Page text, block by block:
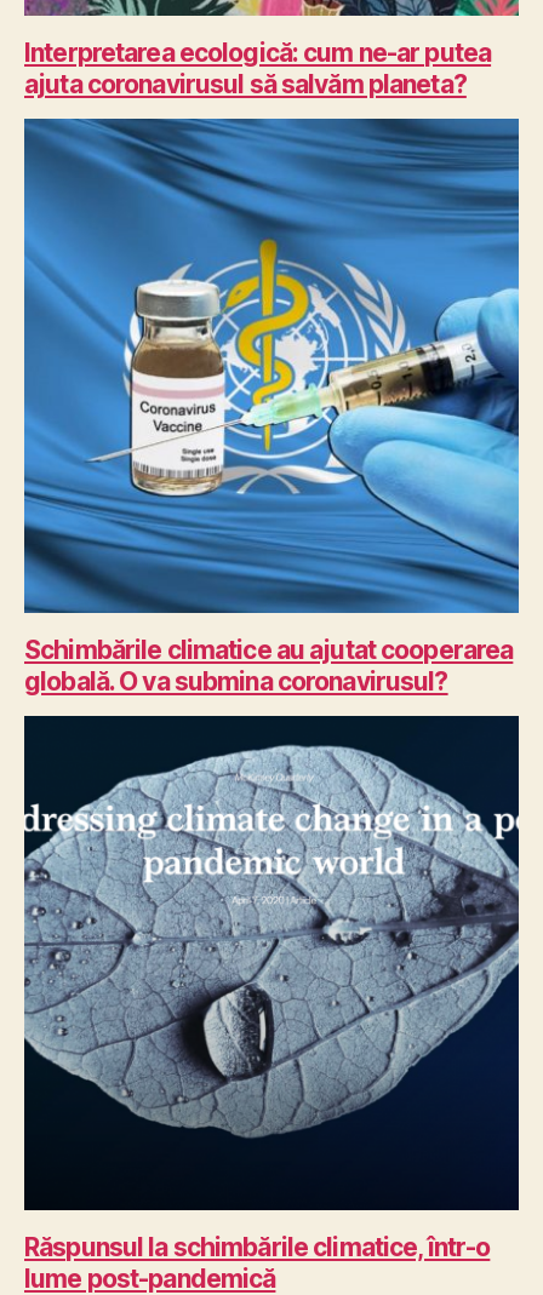
Interpretarea ecologică: cum ne-ar putea
ajuta coronavirusul să salvăm planeta?
Schimbările climatice au ajutat cooperarea
globală. O va submina coronavirusul?
Răspunsul la schimbările climatice, într-o
lume post-pandemică